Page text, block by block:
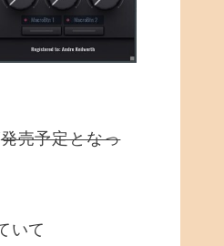
発売予定となっ
いて